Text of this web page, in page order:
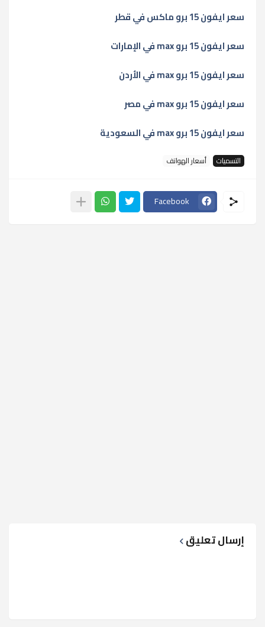
سعر ايفون 15 برو ماكس في قطر
سعر ايفون 15 برو max في الإمارات
سعر ايفون 15 برو max في الأردن
سعر ايفون 15 برو max في مصر
سعر ايفون 15 برو max في السعودية
التسميات أسعار الهواتف
Facebook
إرسال تعليق